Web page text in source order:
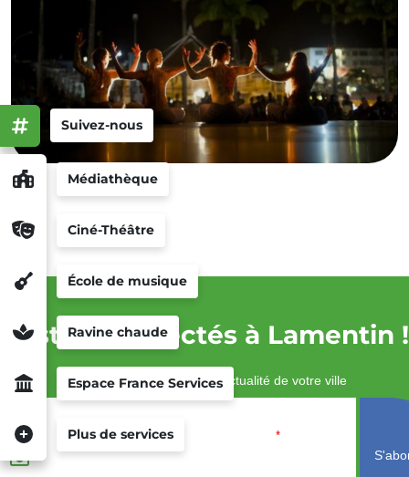
Médiathèque
Ciné-Théâtre
École de musique
Ravine chaude
Espace France Services
Plus de services
Suivez-nous
Restez connectés à Lamentin !
Recevez chaque semaine l'actualité de votre ville
Veuillez laisser ce
*